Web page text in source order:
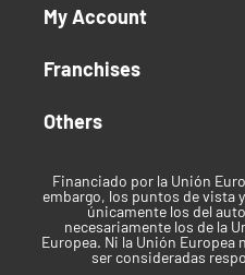
My Account
Franchises
Others
Financiado por la Unión
embargo, los puntos de vista
únicamente los del
necesariamente los de la
Europea. Ni la Unión Europea
ser consideradas